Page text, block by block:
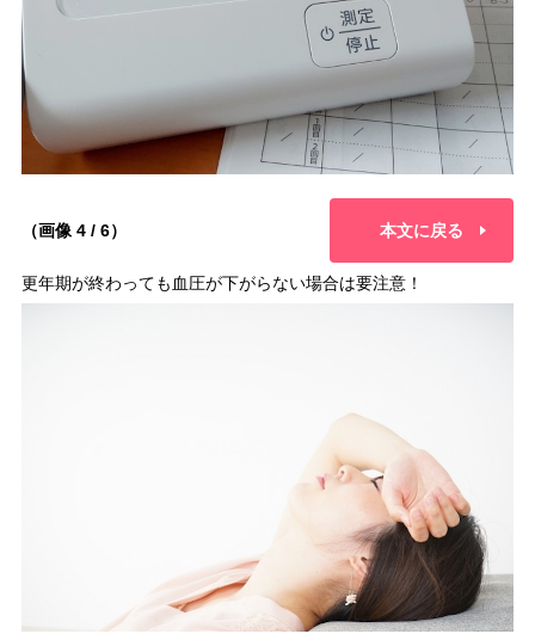
（画像 4 / 6） 本文に戻る
更年期が終わっても血圧が下がらない場合は要注意！